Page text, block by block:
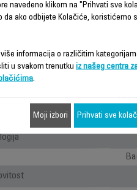
G-
navedeno klikom na "Prihvati sve
da ako odbijete Kolačiće, koristićemo
više informacija o različitim
u svakom trenutku iz našeg centra
.
Moji izbori Prihvati sve